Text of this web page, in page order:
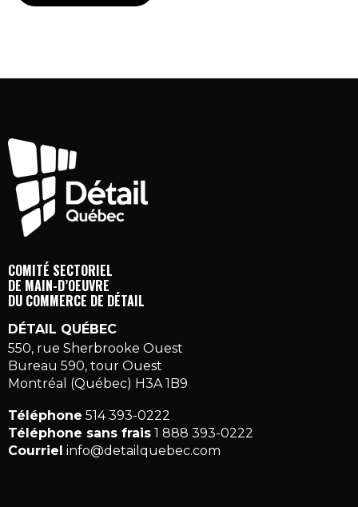
COMITÉ SECTORIEL
DE MAIN-D’OEUVRE
DU COMMERCE DE DÉTAIL
DÉTAIL QUÉBEC
550, rue Sherbrooke Ouest
Bureau 590, tour Ouest
Montréal (Québec) H3A 1B9
Téléphone 514 393-0222
Téléphone sans frais 1 888 393-0222
Courriel info@detailquebec.com